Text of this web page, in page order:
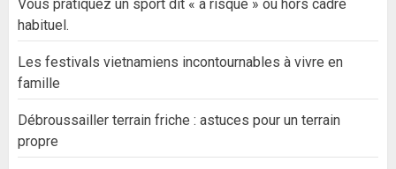
Vous pratiquez un sport dit « à risque » ou hors cadre
habituel.
Les festivals vietnamiens incontournables à vivre en
famille
Débroussailler terrain friche : astuces pour un terrain
propre